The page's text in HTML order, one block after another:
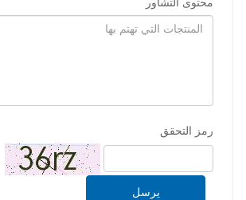
محتوى التشاور
رمز التحقق
يرسل